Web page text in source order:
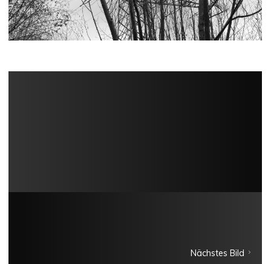
Nächstes Bild